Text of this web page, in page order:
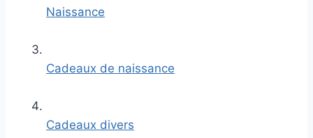
Naissance
Cadeaux de naissance
Cadeaux divers